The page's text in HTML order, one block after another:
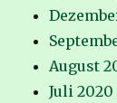
August
Juli 2020